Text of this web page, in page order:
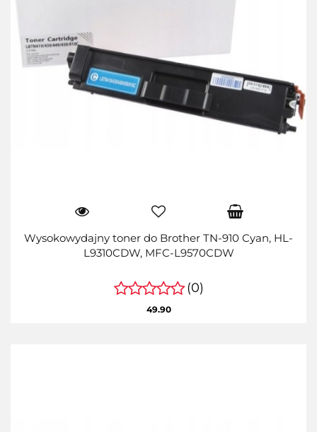
Wysokowydajny toner do Brother TN-910 Cyan, HL-
L9310CDW, MFC-L9570CDW
(0)
49.90